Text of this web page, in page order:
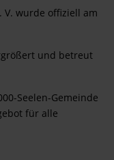
V. wurde offiziell am
und betreut
Seelen-Gemeinde
für alle